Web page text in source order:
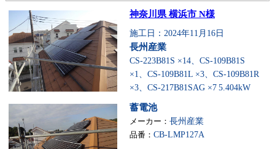
神奈川県 横浜市 N様
施工日：2024年11月16日
長州産業
CS-223B81S ×14、CS-109B81S
×1、CS-109B81L ×3、CS-109B81R
×3、CS-217B81SAG ×7 5.404kW
蓄電池
メーカー： 長州産業
品番： CB-LMP127A